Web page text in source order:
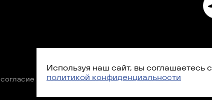
согласие на обработку персональных данных
Используя наш сайт, вы соглашаетесь с
политикой конфиденциальности